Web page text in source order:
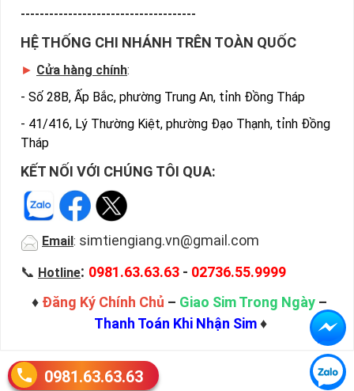
-------------------------------------
HỆ THỐNG CHI NHÁNH TRÊN TOÀN QUỐC
► Cửa hàng chính:
- Số 28B, Ấp Bắc, phường Trung An, tỉnh Đồng Tháp
- 41/416, Lý Thường Kiệt, phường Đạo Thạnh, tỉnh Đồng
Tháp
KẾT NỐI VỚI CHÚNG TÔI QUA:
Email : simtiengiang.vn@gmail.com
📞 Hotline: 0981.63.63.63 - 02736.55.9999
♦ Đăng Ký Chính Chủ – Giao Sim Trong Ngày –
Thanh Toán Khi Nhận Sim♦
0981.63.63.63